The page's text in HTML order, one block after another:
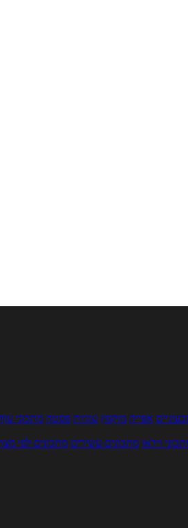
אפייה מוקפץ עוגיות פסטה מתכוני
וידאו מתכונים עשירים מתכונים לפי